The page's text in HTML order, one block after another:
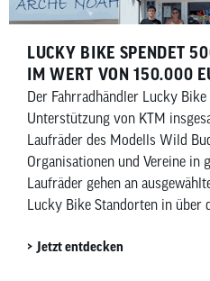
LUCKY BIKE SPENDET
IM WERT VON 150.000
Der Fahrradhändler Lucky
Unterstützung von KTM
Laufräder des Modells Wild
Organisationen und Vereine in
Laufräder gehen an
Lucky Bike Standorten in über
Darin enthalten sind auch
Jetzt entdecken